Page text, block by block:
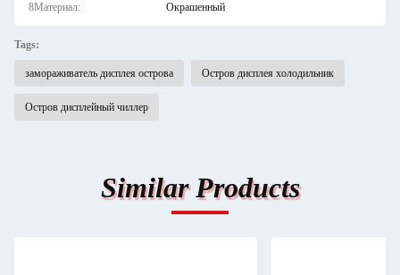
8Материал: Окрашенный
Tags:
замораживатель дисплея острова Остров дисплея холодильник
Остров дисплейный чиллер
Similar Products